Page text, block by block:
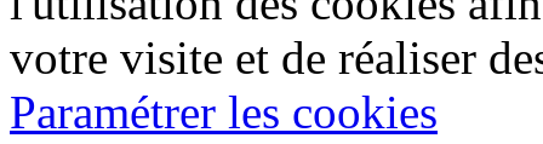
votre visite et de réaliser
Paramétrer les cookies